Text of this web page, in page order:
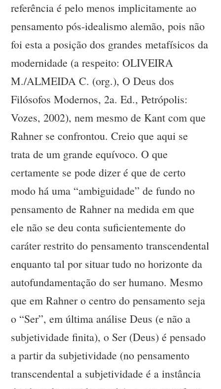
referência é pelo menos implicitamente ao
pensamento pós-idealismo alemão, pois não
foi esta a posição dos grandes metafísicos da
modernidade (a respeito: OLIVEIRA
M./ALMEIDA C. (org.), O Deus dos
Filósofos Modernos, 2a. Ed., Petrópolis:
Vozes, 2002), nem mesmo de Kant com que
Rahner se confrontou. Creio que aqui se
trata de um grande equívoco. O que
certamente se pode dizer é que de certo
modo há uma “ambiguidade” de fundo no
pensamento de Rahner na medida em que
ele não se deu conta suficientemente do
caráter restrito do pensamento transcendental
enquanto tal por situar tudo no horizonte da
autofundamentação do ser humano. Mesmo
que em Rahner o centro do pensamento seja
o “Ser”, em última análise Deus (e não a
subjetividade finita), o Ser (Deus) é pensado
a partir da subjetividade (no pensamento
transcendental a subjetividade é a instância